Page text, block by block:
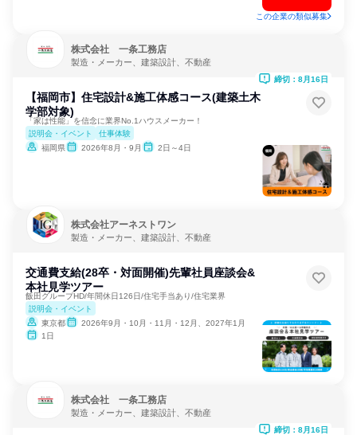
この企業の類似募集
株式会社 一条工務店
製造・メーカー、建築設計、不動産
【福岡市】住宅設計&施工体感コース(建築土木
学部対象)
「家は性能」を信念に業界No.1ハウスメーカー！
説明会・イベント
仕事体験
福岡県
2026年8月・9月 2日～4日
締切：8月16日
株式会社アーネストワン
製造・メーカー、建築設計、不動産
交通費支給(28卒・対面開催)先輩社員座談会&
本社見学ツアー
飯田グループHD/年間休日126日/住宅手当あり/住宅業界
説明会・イベント
東京都
2026年9月・10月・11月・12月、2027年1月
1日
株式会社 一条工務店
製造・メーカー、建築設計、不動産
締切：8月16日